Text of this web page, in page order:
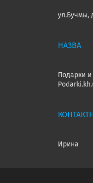
ул.Бучмы,
Подарки
Ирина